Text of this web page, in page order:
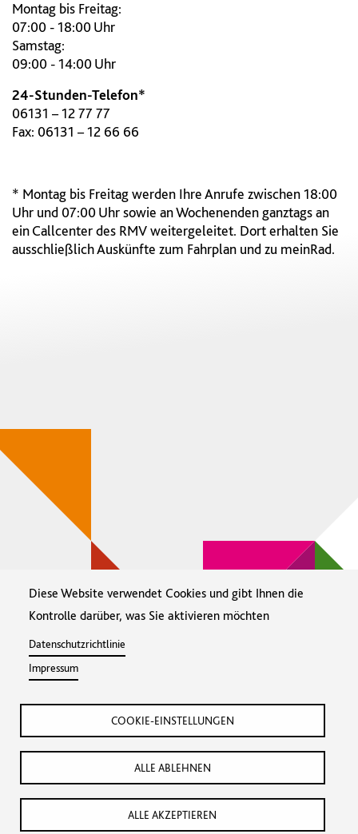
Diese Website verwendet Cookies und gibt Ihnen die
Kontrolle darüber, was Sie aktivieren möchten
Datenschutzrichtlinie
Impressum
COOKIE-EINSTELLUNGEN
ALLE ABLEHNEN
ALLE AKZEPTIEREN
Montag bis Freitag:
07:00 - 18:00 Uhr
Samstag:
09:00 - 14:00 Uhr
24-Stunden-Telefon*
06131 – 12 77 77
Fax: 06131 – 12 66 66
* Montag bis Freitag werden Ihre Anrufe zwischen 18:00
Uhr und 07:00 Uhr sowie an Wochenenden ganztags an
ein Callcenter des RMV weitergeleitet. Dort erhalten Sie
ausschließlich Auskünfte zum Fahrplan und zu meinRad.
Footer
Menü
Cookie-Einstellungen Datenschutz